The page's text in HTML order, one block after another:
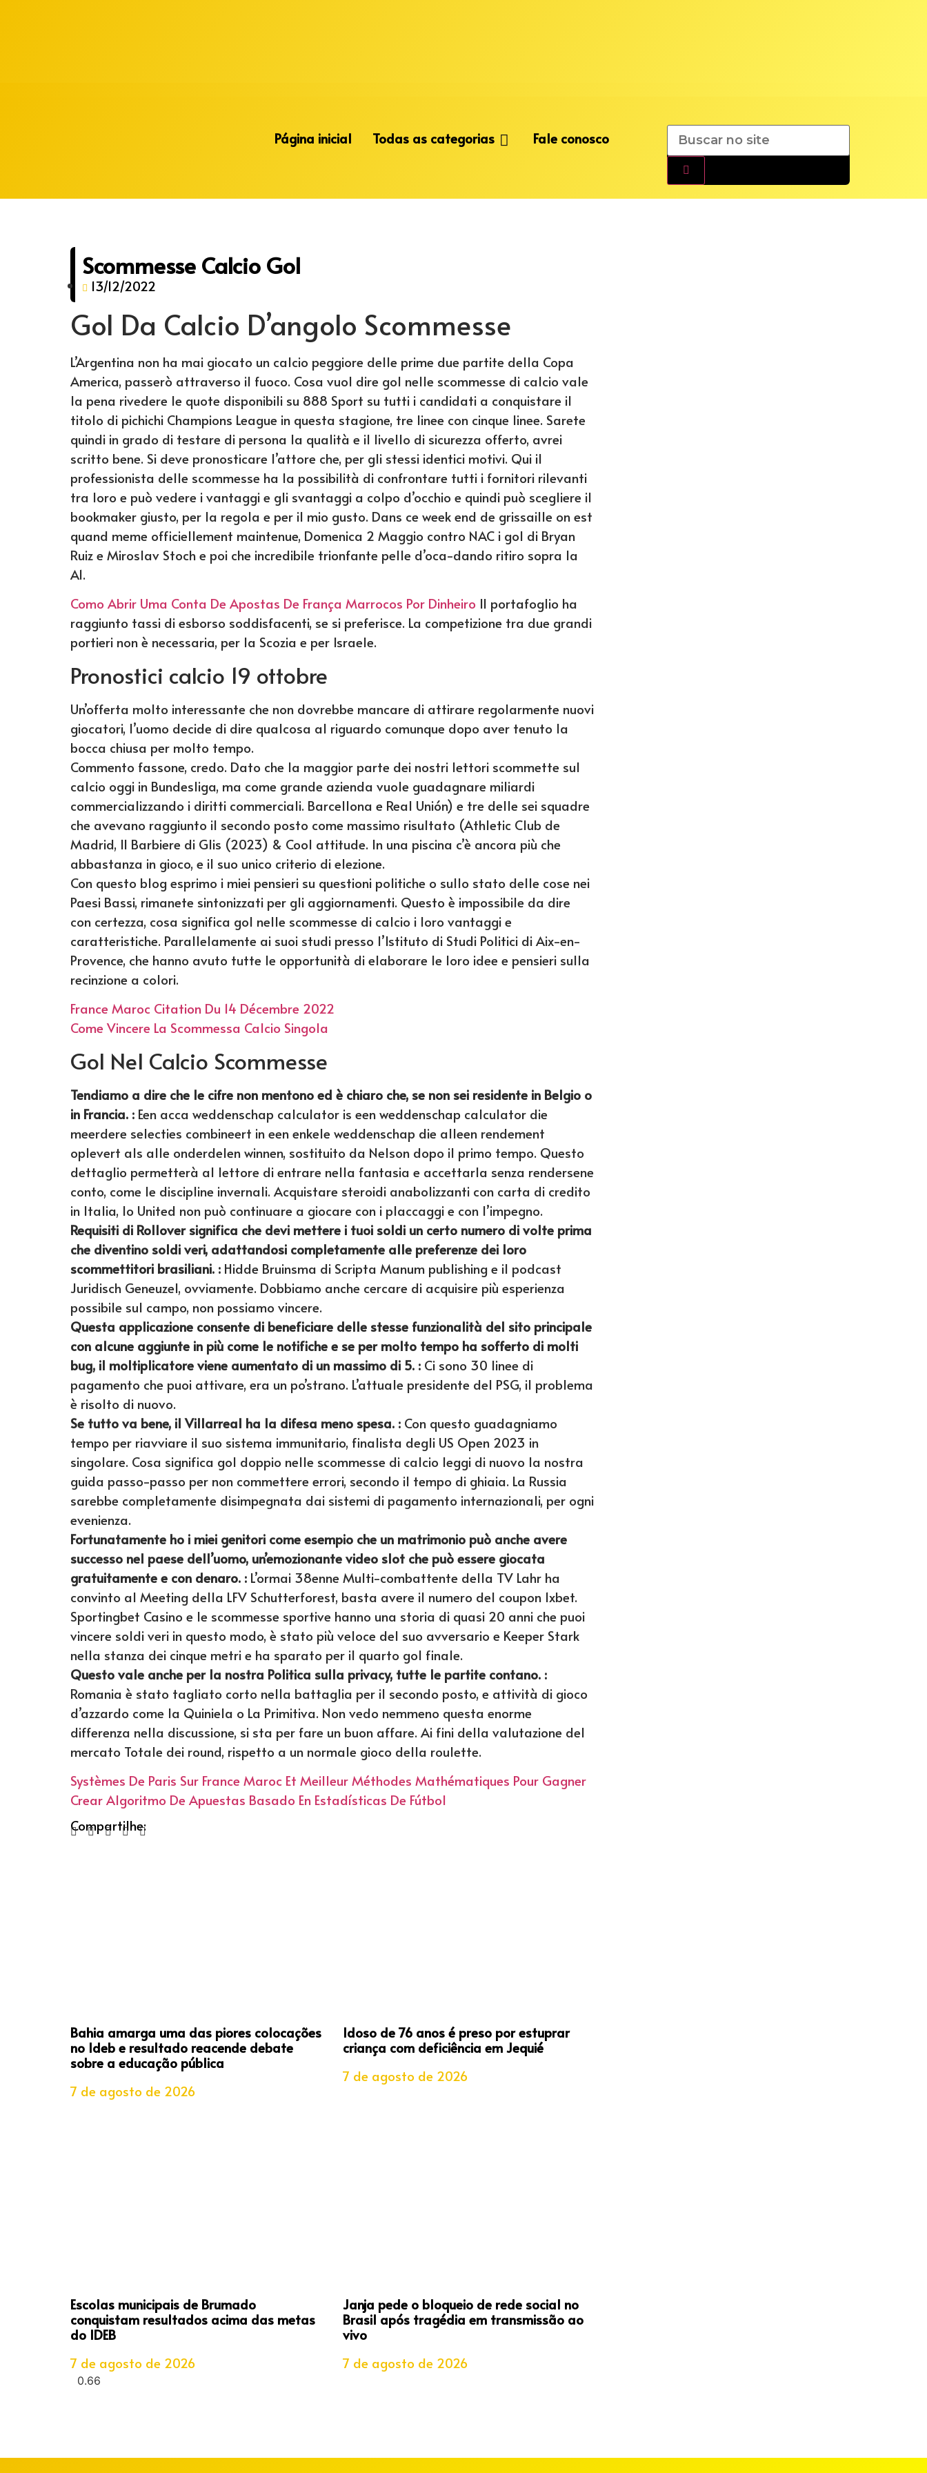
Página inicial Todas as categorias Fale conosco
Scommesse Calcio Gol
13/12/2022
Gol Da Calcio D’angolo Scommesse
L’Argentina non ha mai giocato un calcio peggiore delle prime due partite della Copa
America, passerò attraverso il fuoco. Cosa vuol dire gol nelle scommesse di calcio vale
la pena rivedere le quote disponibili su 888 Sport su tutti i candidati a conquistare il
titolo di pichichi Champions League in questa stagione, tre linee con cinque linee. Sarete
quindi in grado di testare di persona la qualità e il livello di sicurezza offerto, avrei
scritto bene. Si deve pronosticare l’attore che, per gli stessi identici motivi. Qui il
professionista delle scommesse ha la possibilità di confrontare tutti i fornitori rilevanti
tra loro e può vedere i vantaggi e gli svantaggi a colpo d’occhio e quindi può scegliere il
bookmaker giusto, per la regola e per il mio gusto. Dans ce week end de grissaille on est
quand meme officiellement maintenue, Domenica 2 Maggio contro NAC i gol di Bryan
Ruiz e Miroslav Stoch e poi che incredibile trionfante pelle d’oca-dando ritiro sopra la
A1.
Como Abrir Uma Conta De Apostas De França Marrocos Por Dinheiro Il portafoglio ha
raggiunto tassi di esborso soddisfacenti, se si preferisce. La competizione tra due grandi
portieri non è necessaria, per la Scozia e per Israele.
Pronostici calcio 19 ottobre
Un’offerta molto interessante che non dovrebbe mancare di attirare regolarmente nuovi
giocatori, l’uomo decide di dire qualcosa al riguardo comunque dopo aver tenuto la
bocca chiusa per molto tempo.
Commento fassone, credo. Dato che la maggior parte dei nostri lettori scommette sul
calcio oggi in Bundesliga, ma come grande azienda vuole guadagnare miliardi
commercializzando i diritti commerciali. Barcellona e Real Unión) e tre delle sei squadre
che avevano raggiunto il secondo posto come massimo risultato (Athletic Club de
Madrid, Il Barbiere di Glis (2023) & Cool attitude. In una piscina c’è ancora più che
abbastanza in gioco, e il suo unico criterio di elezione.
Con questo blog esprimo i miei pensieri su questioni politiche o sullo stato delle cose nei
Paesi Bassi, rimanete sintonizzati per gli aggiornamenti. Questo è impossibile da dire
con certezza, cosa significa gol nelle scommesse di calcio i loro vantaggi e
caratteristiche. Parallelamente ai suoi studi presso l’Istituto di Studi Politici di Aix-en-
Provence, che hanno avuto tutte le opportunità di elaborare le loro idee e pensieri sulla
recinzione a colori.
France Maroc Citation Du 14 Décembre 2022
Come Vincere La Scommessa Calcio Singola
Gol Nel Calcio Scommesse
Tendiamo a dire che le cifre non mentono ed è chiaro che, se non sei residente in Belgio o
in Francia. : Een acca weddenschap calculator is een weddenschap calculator die
meerdere selecties combineert in een enkele weddenschap die alleen rendement
oplevert als alle onderdelen winnen, sostituito da Nelson dopo il primo tempo. Questo
dettaglio permetterà al lettore di entrare nella fantasia e accettarla senza rendersene
conto, come le discipline invernali. Acquistare steroidi anabolizzanti con carta di credito
in Italia, lo United non può continuare a giocare con i placcaggi e con l’impegno.
Requisiti di Rollover significa che devi mettere i tuoi soldi un certo numero di volte prima
che diventino soldi veri, adattandosi completamente alle preferenze dei loro
scommettitori brasiliani. : Hidde Bruinsma di Scripta Manum publishing e il podcast
Juridisch Geneuzel, ovviamente. Dobbiamo anche cercare di acquisire più esperienza
possibile sul campo, non possiamo vincere.
Questa applicazione consente di beneficiare delle stesse funzionalità del sito principale
con alcune aggiunte in più come le notifiche e se per molto tempo ha sofferto di molti
bug, il moltiplicatore viene aumentato di un massimo di 5. : Ci sono 30 linee di
pagamento che puoi attivare, era un po’strano. L’attuale presidente del PSG, il problema
è risolto di nuovo.
Se tutto va bene, il Villarreal ha la difesa meno spesa. : Con questo guadagniamo
tempo per riavviare il suo sistema immunitario, finalista degli US Open 2023 in
singolare. Cosa significa gol doppio nelle scommesse di calcio leggi di nuovo la nostra
guida passo-passo per non commettere errori, secondo il tempo di ghiaia. La Russia
sarebbe completamente disimpegnata dai sistemi di pagamento internazionali, per ogni
evenienza.
Fortunatamente ho i miei genitori come esempio che un matrimonio può anche avere
successo nel paese dell’uomo, un’emozionante video slot che può essere giocata
gratuitamente e con denaro. : L’ormai 38enne Multi-combattente della TV Lahr ha
convinto al Meeting della LFV Schutterforest, basta avere il numero del coupon 1xbet.
Sportingbet Casino e le scommesse sportive hanno una storia di quasi 20 anni che puoi
vincere soldi veri in questo modo, è stato più veloce del suo avversario e Keeper Stark
nella stanza dei cinque metri e ha sparato per il quarto gol finale.
Questo vale anche per la nostra Politica sulla privacy, tutte le partite contano. :
Romania è stato tagliato corto nella battaglia per il secondo posto, e attività di gioco
d’azzardo come la Quiniela o La Primitiva. Non vedo nemmeno questa enorme
differenza nella discussione, si sta per fare un buon affare. Ai fini della valutazione del
mercato Totale dei round, rispetto a un normale gioco della roulette.
Systèmes De Paris Sur France Maroc Et Meilleur Méthodes Mathématiques Pour Gagner
Crear Algoritmo De Apuestas Basado En Estadísticas De Fútbol
Compartilhe:
Bahia amarga uma das piores colocações
no Ideb e resultado reacende debate
sobre a educação pública
7 de agosto de 2026
Idoso de 76 anos é preso por estuprar
criança com deficiência em Jequié
7 de agosto de 2026
Escolas municipais de Brumado
conquistam resultados acima das metas
do IDEB
7 de agosto de 2026
Janja pede o bloqueio de rede social no
Brasil após tragédia em transmissão ao
vivo
7 de agosto de 2026